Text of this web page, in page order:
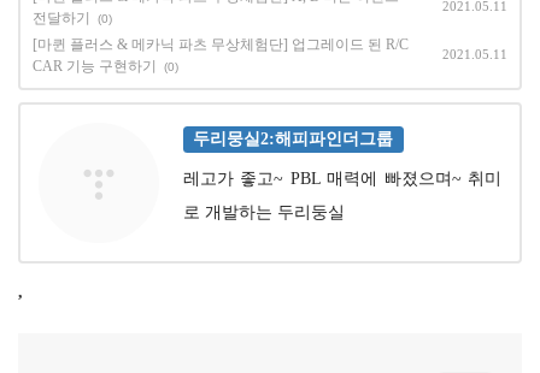
전달하기
(0)
2021.05.11
[마퀸 플러스 & 메카닉 파츠 무상체험단] 업그레이드 된 R/C
CAR 기능 구현하기
(0)
2021.05.11
두리뭉실2:해피파인더그룹
레고가 좋고~ PBL 매력에 빠졌으며~ 취미
로 개발하는 두리둥실
,